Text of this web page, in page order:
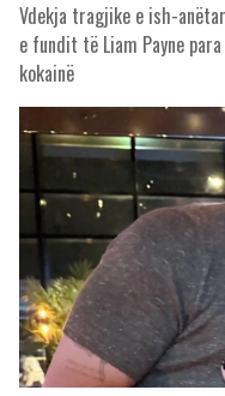
Vdekja tragjike e ish-
e fundit të Liam Payne
kokainë